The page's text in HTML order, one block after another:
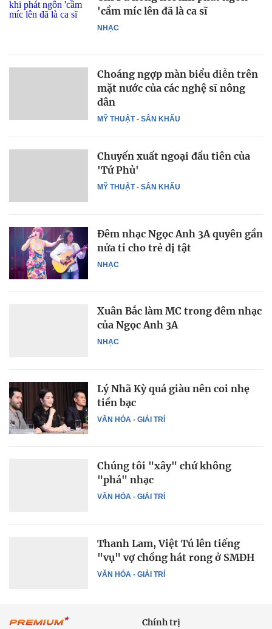
NHẠC
'cầm míc lên đã là ca sĩ
MỸ THUẬT - SÂN KHẤU
Choáng ngợp màn biểu diễn trên
mặt nước của các nghệ sĩ nông
dân
MỸ THUẬT - SÂN KHẤU
Chuyến xuất ngoại đầu tiên của
'Tứ Phủ'
NHẠC
Đêm nhạc Ngọc Anh 3A quyên gần
nửa tỉ cho trẻ dị tật
NHẠC
Xuân Bắc làm MC trong đêm nhạc
của Ngọc Anh 3A
VĂN HÓA - GIẢI TRÍ
Lý Nhã Kỳ quá giàu nên coi nhẹ
tiền bạc
VĂN HÓA - GIẢI TRÍ
Chúng tôi "xây" chứ không
"phá" nhạc
VĂN HÓA - GIẢI TRÍ
Thanh Lam, Việt Tú lên tiếng
"vụ" vợ chồng hát rong ở SMĐH
Chính trị